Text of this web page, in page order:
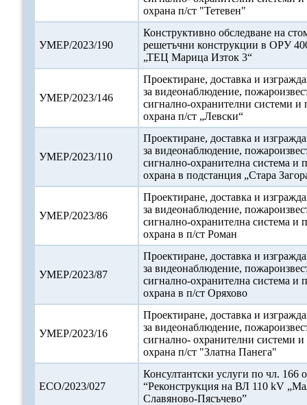
охрана п/ст "Тетевен"
УМЕР/2023/190
Конструктивно обследване на
решетъчни конструкции в ОРУ
„ТЕЦ Марица Изток 3“
УМЕР/2023/146
Проектиране, доставка и
за видеонаблюдение,
сигнално-охранителни системи и
охрана п/ст „Левски“
УМЕР/2023/110
Проектиране, доставка и
за видеонаблюдение,
сигнално-охранителна система и
охрана в подстанция „Стара
УМЕР/2023/86
Проектиране, доставка и
за видеонаблюдение,
сигнално-охранителна система и
охрана в п/ст Роман
УМЕР/2023/87
Проектиране, доставка и
за видеонаблюдение,
сигнално-охранителна система и
охрана в п/ст Оряхово
УМЕР/2023/16
Проектиране, доставка и
за видеонаблюдение,
сигнално- охранителни системи
охрана п/ст "Златна Панега"
ЕСО/2023/027
Консултантски услуги по чл. 166
“Реконструкция на ВЛ 110 kV
Славяново-Пясъчево”